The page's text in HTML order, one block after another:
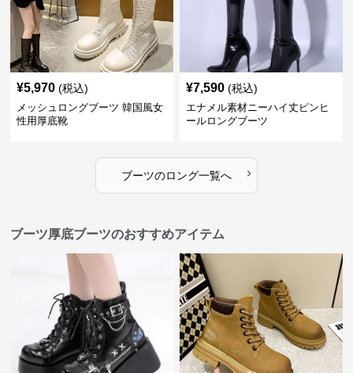
¥5,970 (税込)
メッシュロングブーツ 韓国風女
性用厚底靴
¥7,590 (税込)
エナメル素材ニーハイ丈ピンヒ
ールロングブーツ
ブーツのロング一覧へ ›
ブーツ厚底ブーツのおすすめアイテム